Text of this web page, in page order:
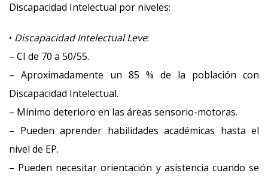
Discapacidad Intelectual por niveles:
• Discapacidad Intelectual Leve:
– CI de 70 a 50/55.
– Aproximadamente un 85 % de la población con
Discapacidad Intelectual.
– Mínimo deterioro en las áreas sensorio-motoras.
– Pueden aprender habilidades académicas hasta el
nivel de EP.
– Pueden necesitar orientación y asistencia cuando se